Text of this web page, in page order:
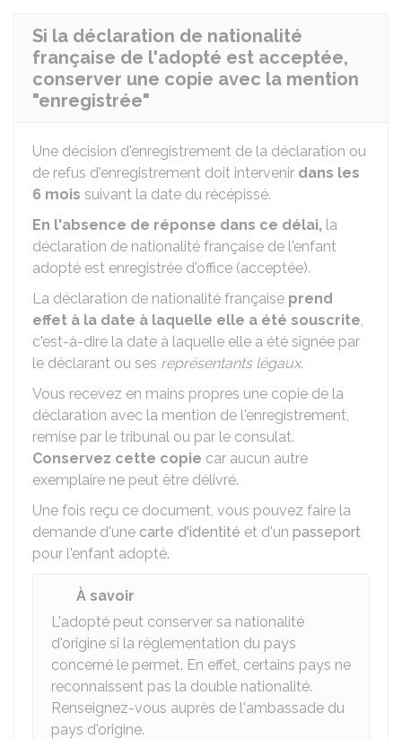
Si la déclaration de nationalité
française de l'adopté est acceptée,
conserver une copie avec la mention
"enregistrée"
Une décision d'enregistrement de la déclaration ou
de refus d'enregistrement doit intervenir dans les
6 mois suivant la date du récépissé.
En l'absence de réponse dans ce délai, la
déclaration de nationalité française de l'enfant
adopté est enregistrée d'office (acceptée).
La déclaration de nationalité française prend
effet à la date à laquelle elle a été souscrite,
c'est-à-dire la date à laquelle elle a été signée par
le déclarant ou ses représentants légaux.
Vous recevez en mains propres une copie de la
déclaration avec la mention de l'enregistrement,
remise par le tribunal ou par le consulat.
Conservez cette copie car aucun autre
exemplaire ne peut être délivré.
Une fois reçu ce document, vous pouvez faire la
demande d'une carte d'identité et d'un passeport
pour l'enfant adopté.
À savoir
L'adopté peut conserver sa nationalité
d'origine si la réglementation du pays
concerné le permet. En effet, certains pays ne
reconnaissent pas la double nationalité.
Renseignez-vous auprès de l'ambassade du
pays d'origine.